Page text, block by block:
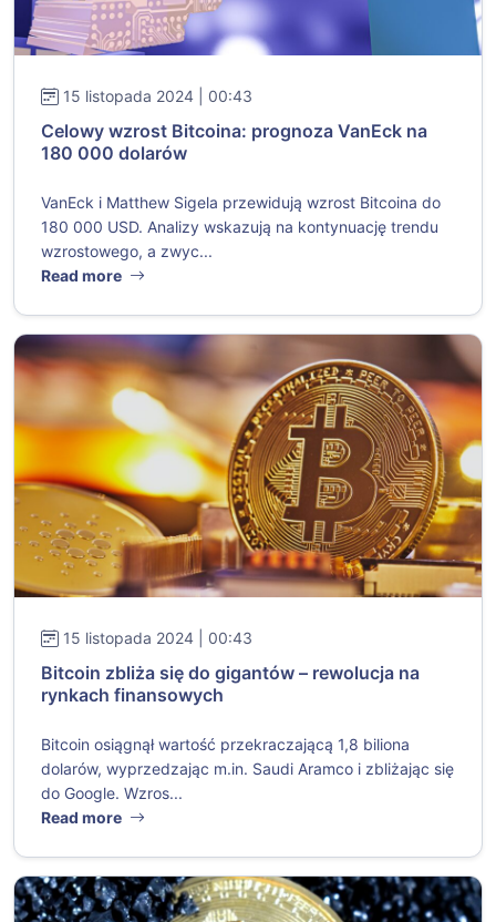
15 listopada 2024 | 00:43
Celowy wzrost Bitcoina: prognoza VanEck na
180 000 dolarów
VanEck i Matthew Sigela przewidują wzrost Bitcoina do
180 000 USD. Analizy wskazują na kontynuację trendu
wzrostowego, a zwyc...
Read more
15 listopada 2024 | 00:43
Bitcoin zbliża się do gigantów – rewolucja na
rynkach finansowych
Bitcoin osiągnął wartość przekraczającą 1,8 biliona
dolarów, wyprzedzając m.in. Saudi Aramco i zbliżając się
do Google. Wzros...
Read more